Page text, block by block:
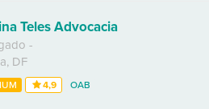
Teles Advocacia
-
, DF
4,9 OAB